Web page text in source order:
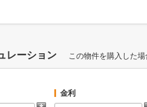
レーション この物件を購入した
金利